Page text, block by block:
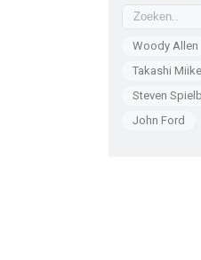
Woody Allen
Takashi Miike
Steven
John Ford